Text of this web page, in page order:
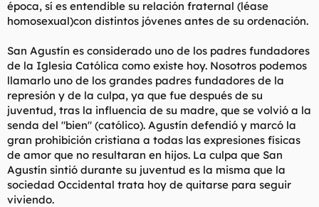
época, sí es entendible su relación fraternal (léase
homosexual)con distintos jóvenes antes de su ordenación.
San Agustín es considerado uno de los padres fundadores
de la Iglesia Católica como existe hoy. Nosotros podemos
llamarlo uno de los grandes padres fundadores de la
represión y de la culpa, ya que fue después de su
juventud, tras la influencia de su madre, que se volvió a la
senda del "bien" (católico). Agustín defendió y marcó la
gran prohibición cristiana a todas las expresiones físicas
de amor que no resultaran en hijos. La culpa que San
Agustín sintió durante su juventud es la misma que la
sociedad Occidental trata hoy de quitarse para seguir
viviendo.